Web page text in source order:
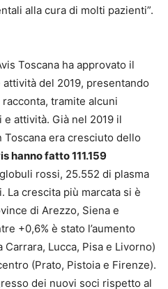
alla cura di molti pazienti”.
Toscana ha approvato il
del 2019, presentando
tramite alcuni
attività. Già nel 2019 il
era cresciuto dello
hanno fatto 111.159
rossi, 25.552 di plasma
crescita più marcata si è
di Arezzo, Siena e
+0,6% è stato l’aumento
Carrara, Lucca, Pisa e Livorno)
(Prato, Pistoia e Firenze).
dei nuovi soci rispetto al